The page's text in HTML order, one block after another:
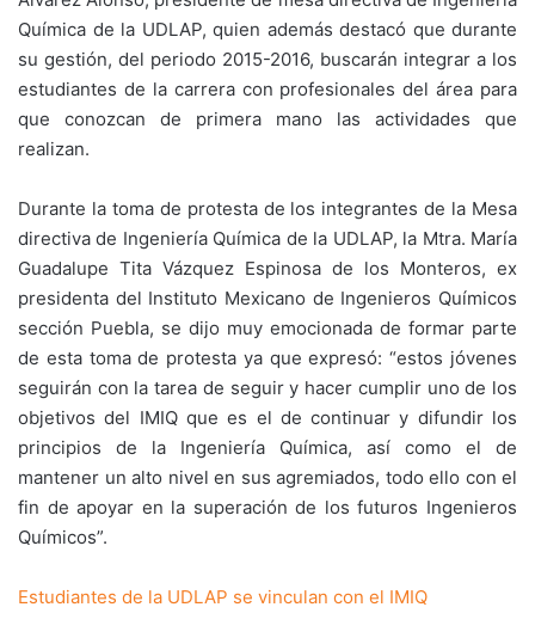
Química de la UDLAP, quien además destacó que durante
su gestión, del periodo 2015-2016, buscarán integrar a los
estudiantes de la carrera con profesionales del área para
que conozcan de primera mano las actividades que
realizan.
Durante la toma de protesta de los integrantes de la Mesa
directiva de Ingeniería Química de la UDLAP, la Mtra. María
Guadalupe Tita Vázquez Espinosa de los Monteros, ex
presidenta del Instituto Mexicano de Ingenieros Químicos
sección Puebla, se dijo muy emocionada de formar parte
de esta toma de protesta ya que expresó: “estos jóvenes
seguirán con la tarea de seguir y hacer cumplir uno de los
objetivos del IMIQ que es el de continuar y difundir los
principios de la Ingeniería Química, así como el de
mantener un alto nivel en sus agremiados, todo ello con el
fin de apoyar en la superación de los futuros Ingenieros
Químicos”.
Estudiantes de la UDLAP se vinculan con el IMIQ